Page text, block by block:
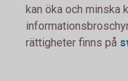
kan öka och minska
rättigheter finns på